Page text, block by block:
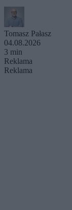
Tomasz Pałasz
04.08.2026
3 min
Reklama
Reklama